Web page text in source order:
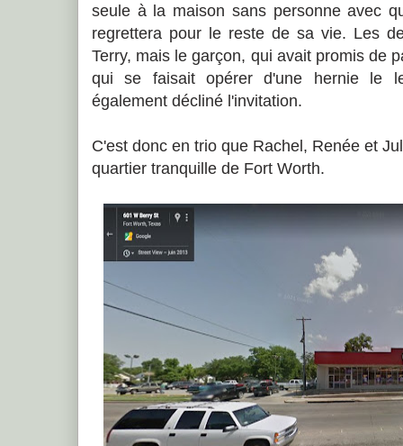
seule à la maison sans personne avec
regrettera pour le reste de sa vie. Les
Terry, mais le garçon, qui avait promis de
qui se faisait opérer d'une hernie le
également décliné l'invitation.
C'est donc en trio que Rachel, Renée et
quartier tranquille de Fort Worth.